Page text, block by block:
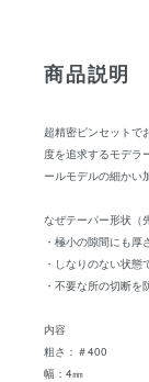
商品説明
超精密ピンセットで
度を追求するモデラ
ールモデルの細かい
なぜテーパー形状（
・極小の隙間にも
・しなりのない状
・不要な所の切断
内容
粗さ：＃400
幅：4㎜